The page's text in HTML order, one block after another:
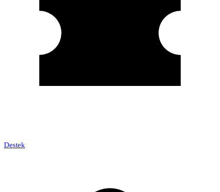
Destek